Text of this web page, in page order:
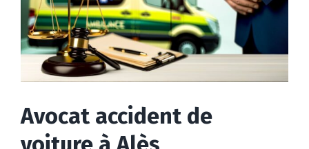
Avocat accident de